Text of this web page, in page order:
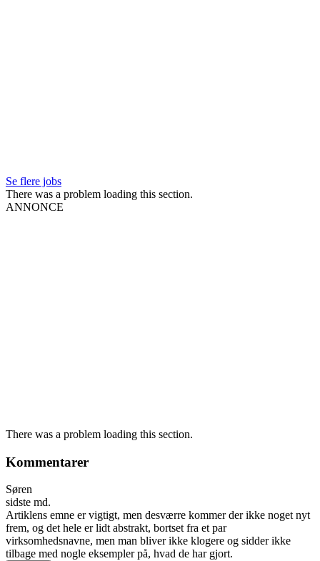
Se flere jobs
There was a problem loading this section.
ANNONCE
There was a problem loading this section.
Kommentarer
Søren
sidste md.
Artiklens emne er vigtigt, men desværre kommer der ikke noget nyt
frem, og det hele er lidt abstrakt, bortset fra et par
virksomhedsnavne, men man bliver ikke klogere og sidder ikke
tilbage med nogle eksempler på, hvad de har gjort.